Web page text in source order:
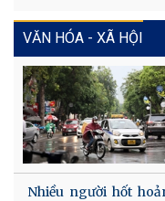
VĂN HÓA - XÃ HỘI
Nhiều người hốt